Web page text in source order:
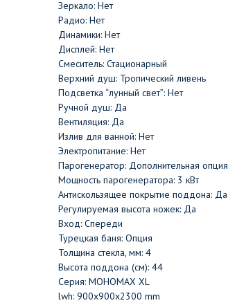
Зеркало: Нет
Радио: Нет
Динамики: Нет
Дисплей: Нет
Смеситель: Стационарный
Верхний душ: Тропический ливень
Подсветка “лунный свет”: Нет
Ручной душ: Да
Вентиляция: Да
Излив для ванной: Нет
Электропитание: Нет
Парогенератор: Дополнительная опция
Мощность парогенератора: 3 кВт
Антискользящее покрытие поддона: Да
Регулируемая высота ножек: Да
Вход: Спереди
Турецкая баня: Опция
Толщина стекла, мм: 4
Высота поддона (см): 44
Серия: МОНОМАХ XL
lwh: 900x900x2300 mm